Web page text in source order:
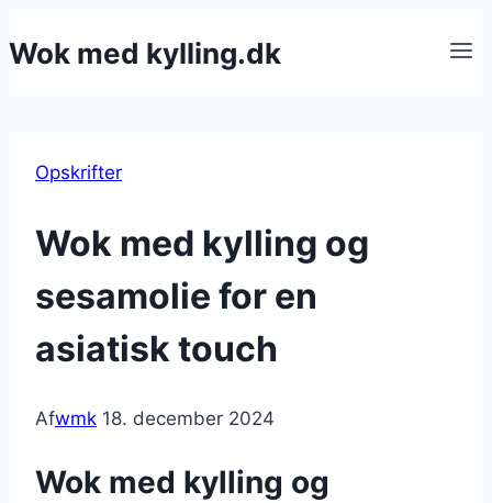
til
Wok med kylling.dk
Opskrifter
Wok med kylling og
sesamolie for en
asiatisk touch
Afwmk 18. december 2024
Wok med kylling og